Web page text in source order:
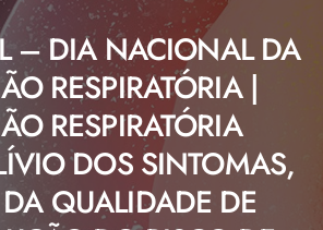
– DIA NACIONAL DA
RESPIRATÓRIA |
RESPIRATÓRIA
DOS SINTOMAS,
QUALIDADE DE